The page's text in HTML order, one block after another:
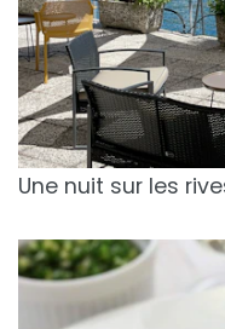
Une nuit sur les